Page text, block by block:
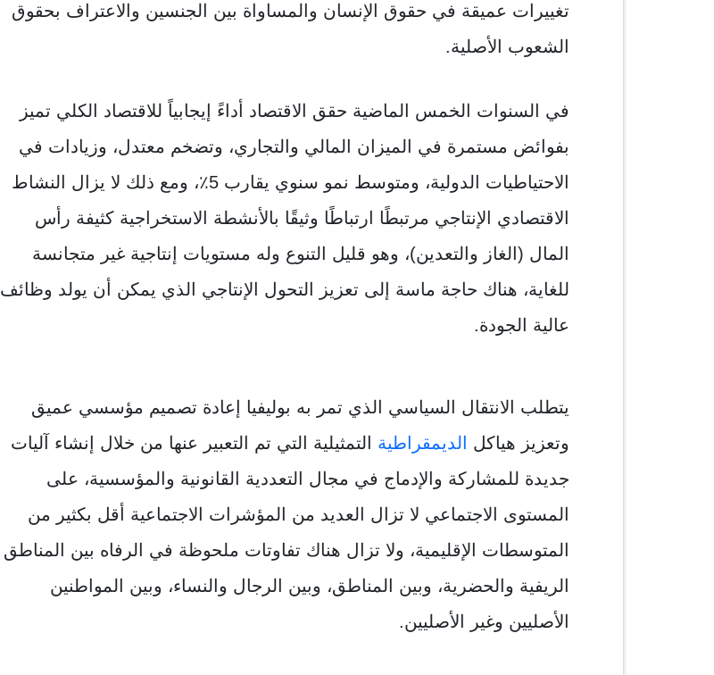
تغييرات عميقة في حقوق الإنسان والمساواة بين الجنسين والاعتراف بحقوق
الشعوب الأصلية.
في السنوات الخمس الماضية حقق الاقتصاد أداءً إيجابياً للاقتصاد الكلي تميز
بفوائض مستمرة في الميزان المالي والتجاري، وتضخم معتدل، وزيادات في
الاحتياطيات الدولية، ومتوسط ​​نمو سنوي يقارب 5٪، ومع ذلك لا يزال النشاط
الاقتصادي الإنتاجي مرتبطًا ارتباطًا وثيقًا بالأنشطة الاستخراجية كثيفة رأس
المال (الغاز والتعدين)، وهو قليل التنوع وله مستويات إنتاجية غير متجانسة
للغاية، هناك حاجة ماسة إلى تعزيز التحول الإنتاجي الذي يمكن أن يولد وظائف
عالية الجودة.
يتطلب الانتقال السياسي الذي تمر به بوليفيا إعادة تصميم مؤسسي عميق
وتعزيز هياكل
الديمقراطية التمثيلية التي تم التعبير عنها من خلال إنشاء آليات
جديدة للمشاركة والإدماج في مجال التعددية القانونية والمؤسسية، على
المستوى الاجتماعي لا تزال العديد من المؤشرات الاجتماعية أقل بكثير من
المتوسطات الإقليمية، ولا تزال هناك تفاوتات ملحوظة في الرفاه بين المناطق
الريفية والحضرية، وبين المناطق، وبين الرجال والنساء، وبين المواطنين
الأصليين وغير الأصليين.